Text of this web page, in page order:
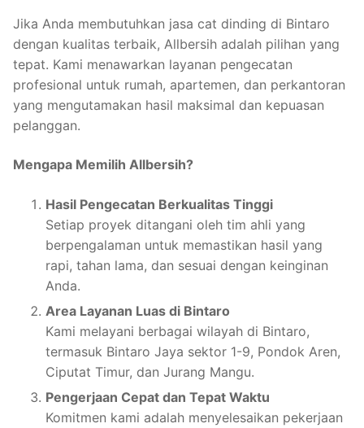
Jika Anda membutuhkan jasa cat dinding di Bintaro
dengan kualitas terbaik, Allbersih adalah pilihan yang
tepat. Kami menawarkan layanan pengecatan
profesional untuk rumah, apartemen, dan perkantoran
yang mengutamakan hasil maksimal dan kepuasan
pelanggan.
Mengapa Memilih Allbersih?
Hasil Pengecatan Berkualitas Tinggi
Setiap proyek ditangani oleh tim ahli yang
berpengalaman untuk memastikan hasil yang
rapi, tahan lama, dan sesuai dengan keinginan
Anda.
Area Layanan Luas di Bintaro
Kami melayani berbagai wilayah di Bintaro,
termasuk Bintaro Jaya sektor 1-9, Pondok Aren,
Ciputat Timur, dan Jurang Mangu.
Pengerjaan Cepat dan Tepat Waktu
Komitmen kami adalah menyelesaikan pekerjaan